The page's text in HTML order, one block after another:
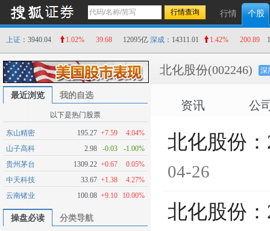
行情 个股
上证 ：3940.04 1.02% 39.68 12095亿 深成 ：14311.01 1.42% 200.89
最近浏览 我的自选
以下是热门股票
东山精密 195.27 +7.59
4.04%
山子高科
2.98 -0.03
-1.00%
贵州茅台
1309.22 +0.67
0.05%
中天科技
33.67 +1.38
4.27%
云南锗业
100.08 +9.10 10.00%
操盘必读 分类导航
北化股份(002246) 深
资讯 公
北化股份
04-26
北化股份